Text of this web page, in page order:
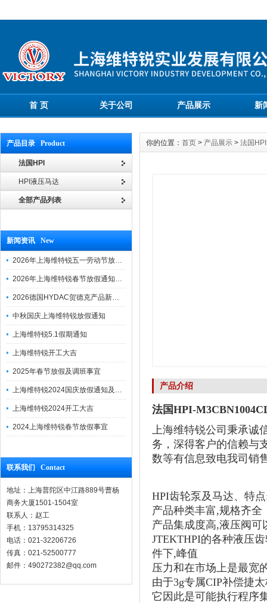
首 页 关于公司 产品展示 新
产品目录 Product
法国HPI
HPI液压马达
全部产品列表
新闻资讯 New
2026年上海维特锐五一劳动节放假通知
2026年上海维特锐春节放假通知及调班安排
2026德国HYDAC贺德克产品新到一批现货
中秋国庆上海维特锐放假通知
上海维特锐5.1假期通知
上海维特锐开工大吉
2025年春节放假及调班事宜
上海维特锐2024国庆放假通知及调休安排
上海维特锐2024开工大吉
2024上海维特锐春节放假事宜
联系我们 Contact
地址：上海普陀区中江路889号曹杨
商务大厦1501-1504室
联系人：赵工
手机：13795314325
电话：021-32206726
传真：021-52500777
邮件：490272382@qq.com
你的位置： 首页 > 产品展示 > 法国HPI
产品介绍
法国HPI-
上海维特锐公司秉承诚
务，深得客户的信赖与
数等有信息致电我司销
HPI齿轮泵及马达、特
产品种类丰富,规格齐全
产品集成度高,液压阀可
JTEKTHPI的各种液压
件下,峰值
压力和在市场上是最宽
由于3g专属CIP补偿捷
它因此是可能执行程序